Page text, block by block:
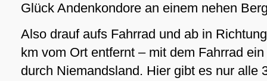
Glück Andenkondore an einem nehen
Also drauf aufs Fahrrad und ab in
km vom Ort entfernt – mit dem Fahrrad
durch Niemandsland. Hier gibt es nur alle